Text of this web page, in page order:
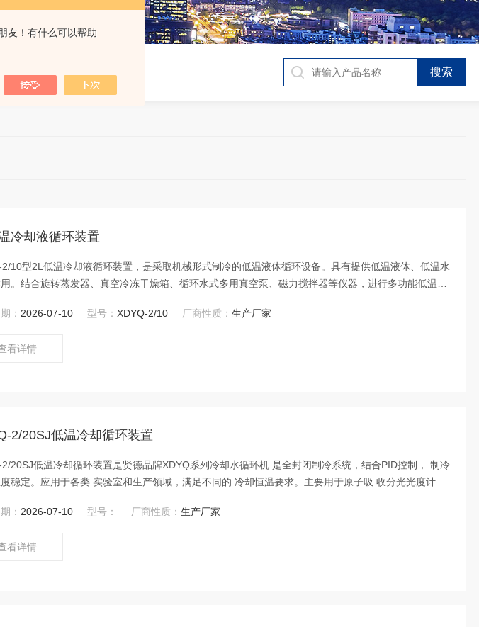
友！有什么可以帮助
冷却液循环装置
2/10型2L低温冷却液循环装置，是采取机械形式制冷的低温液体循环设备。具有提供低温液体、低温水
。结合旋转蒸发器、真空冷冻干燥箱、循环水式多用真空泵、磁力搅拌器等仪器，进行多功能低温下
： 2026-07-10 型号：XDYQ-2/10 厂商性质：生产厂家
看详情
2/20SJ低温冷却循环装置
2/20SJ低温冷却循环装置是贤德品牌XDYQ系列冷却水循环机 是全封闭制冷系统，结合PID控制， 制冷
稳定。应用于各类 实验室和生产领域，满足不同的 冷却恒温要求。主要用于原子吸 收分光光度计、
氏定氮仪等产品，为实验室提供 了经济环保的冷却循环解决方案。
： 2026-07-10 型号： 厂商性质：生产厂家
看详情